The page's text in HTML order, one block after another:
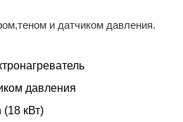
и датчиком давления.